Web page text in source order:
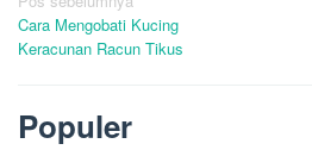
pos
Cara Mengobati Kucing
Keracunan Racun Tikus
Populer